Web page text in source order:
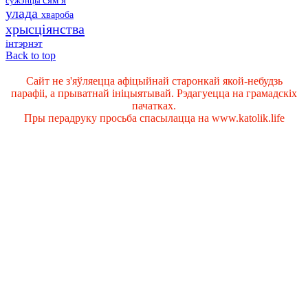
улада хвароба
хрысціянства
інтэрнэт
Back to top
Сайт не з'яўляецца афіцыйнай старонкай якой-небудзь
парафіі, а прыватнай ініцыятывай. Рэдагуецца на грамадскіх
пачатках.
Пры перадруку просьба спасылацца на www.katolik.life